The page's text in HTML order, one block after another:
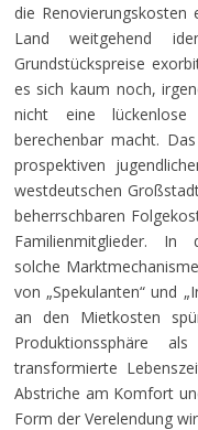
die Renovierungskosten
Land weitgehend
Grundstückspreise
es sich kaum noch,
nicht eine
berechenbar macht.
prospektiven
westdeutschen
beherrschbaren
Familienmitglieder. In
solche
von „Spekulanten“ und
an den Mietkosten
Produktionssphäre
transformierte
Abstriche am Komfort
Form der Verelendung